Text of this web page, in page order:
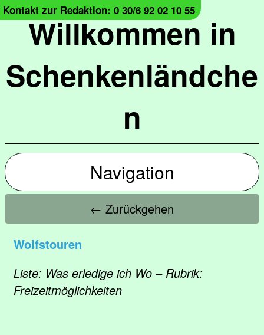
Willkommen in
Schenkenländche
n
Kontakt zur Redaktion: 0 30/6 92 02 10 55
Navigation
← Zurückgehen
Wolfstouren
Liste: Was erledige ich Wo – Rubrik:
Freizeitmöglichkeiten